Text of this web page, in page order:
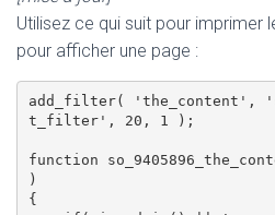
Utilisez ce qui suit pour imprimer
pour afficher une page :
add_filter( 'the_content',
t_filter', 20, 1 );
function
)
{